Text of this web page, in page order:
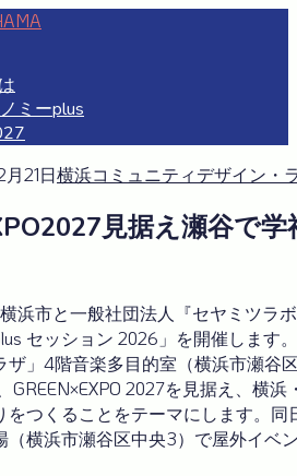
ミーplus
21日横浜コミュニティデザイン・
見据え瀬谷で
浜市と一般社団法人『セヤミツラ
セッション 2026」を開催します
ザ」4階音楽多目的室（横浜市瀬谷
GREEN×EXPO 2027を見据え、横
つくることをテーマにします。同
（横浜市瀬谷区中央3）で屋外イベ